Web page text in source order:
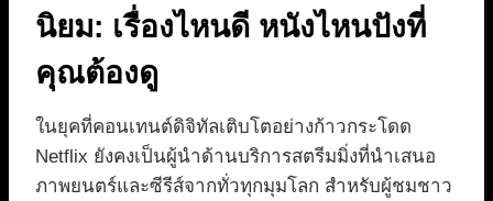
นิยม: เรื่องไหนดี หนังไหนปังที่
คุณต้องดู
ในยุคที่คอนเทนต์ดิจิทัลเติบโตอย่างก้าวกระโดด
Netflix ยังคงเป็นผู้นำด้านบริการสตรีมมิ่งที่นำเสนอ
ภาพยนตร์และซีรีส์จากทั่วทุกมุมโลก สำหรับผู้ชมชาว